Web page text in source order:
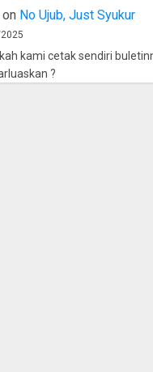
on No Ujub, Just Syukur
kami cetak sendiri
?